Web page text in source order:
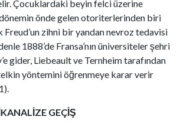
Çocuklardaki beyin felci üzerine
dönemin önde gelen otoriterlerinden biri
Freud’un zihni bir yandan nevroz tedavisi
1888’de Fransa’nın üniversiteler şehri
gider, Liebeault ve Ternheim tarafından
yöntemini öğrenmeye karar verir
GEÇİŞ